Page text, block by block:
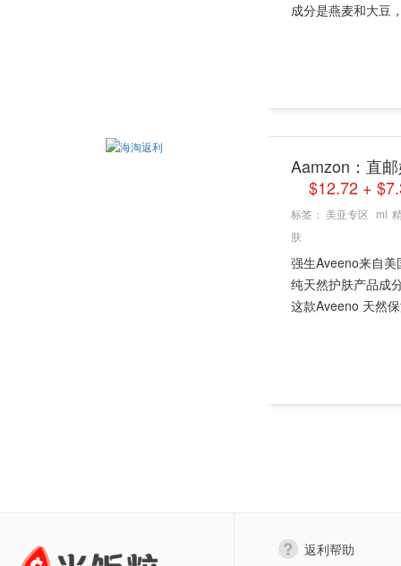
成分是燕麦和大豆
Aamzon：直
$12.72 +
标签： 美亚专区 ml
肤
强生Aveeno来自
纯天然护肤产品成
这款Aveeno 天然
返利帮助